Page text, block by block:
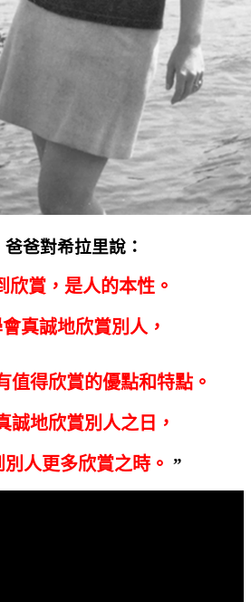
爸對希拉里說：
欣賞，是人的本性。
真誠地欣賞別人，
值得欣賞的優點和特點。
誠地欣賞別人之日，
人更多欣賞之時。 ”